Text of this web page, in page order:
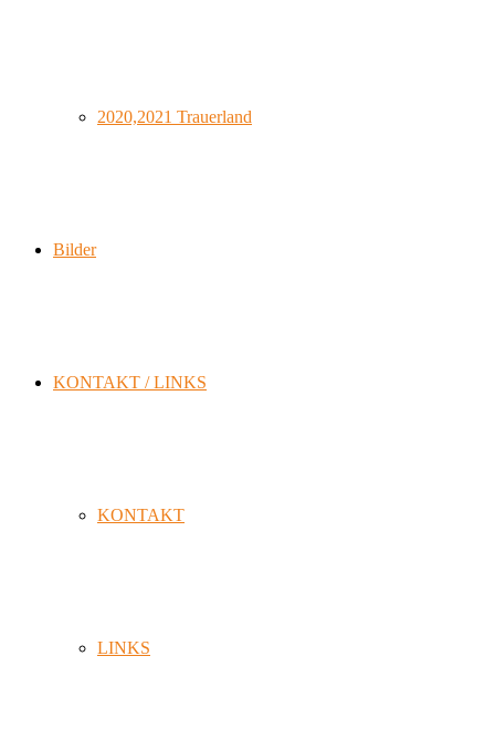
2020,2021 Trauerland
Bilder
KONTAKT / LINKS
KONTAKT
LINKS